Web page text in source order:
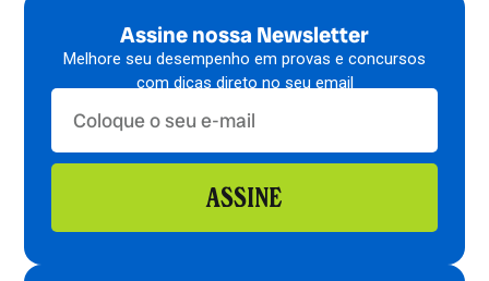
Assine nossa Newsletter
Melhore seu desempenho em provas e concursos
com dicas direto no seu email
ASSINE